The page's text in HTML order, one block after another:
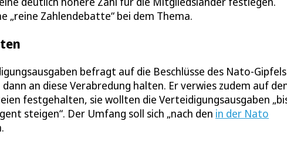
„reine Zahlendebatte“ bei dem Thema.
befragt auf die Beschlüsse des Nato-Gipfels
an diese Verabredung halten. Er verwies zudem auf
festgehalten, sie wollten die Verteidigungsausgaben
steigen“. Der Umfang soll sich „nach den in der Nato